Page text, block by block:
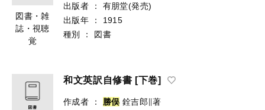
図書・雑
誌・視聴
覚
出版者
：
有朋堂(発売)
出版年
：
1915
種別
： 図書
和文英訳自修書 [下巻]
作成者 ： 勝俣 銓吉郎∥著